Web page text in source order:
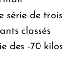
série de trois
classés
des -70 kilos